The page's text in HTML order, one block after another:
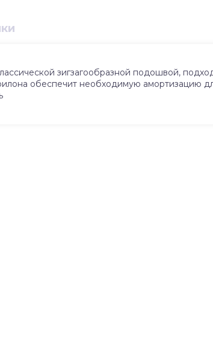
зигзагообразной подошвой,
обеспечит необходимую амортизацию